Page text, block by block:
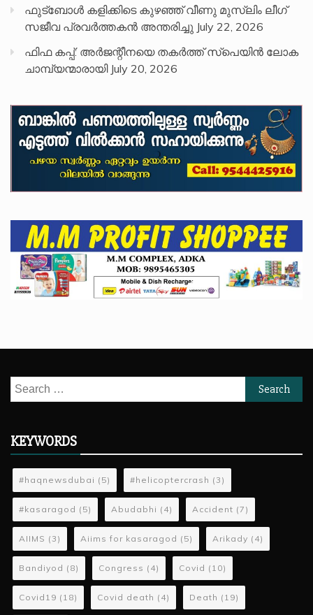
ഫുട്ബോൾ കളിക്കിടെ കുഴഞ്ഞ് വീണു മുസ്ലിം ലീഗ്
സജീവ പ്രവർത്തകൻ അന്തരിച്ചു July 22, 2026
ഫിഫ കപ്പ്: അർജന്റീനയെ തകർത്ത് സ്പെയിൻ ലോക
ചാമ്പ്യന്മാരായി July 20, 2026
Search
for:
KEYWORDS
#haqnewsdubai (5) #helicoptercrash (3)
#kasaragod (5) Abudabhi (4) Accident (7)
AIIMS (3) Aiims for kasaragod (5) Arikady (4)
Bandiyod (8) Congress (4) Covid (10)
Covid19 (18) Covid death (4) Death (19)